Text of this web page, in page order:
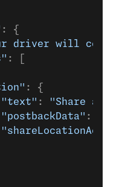
: {
driver will come
: [
: {
:
"Share a
: